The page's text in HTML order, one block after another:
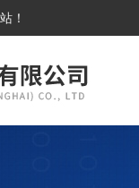
！